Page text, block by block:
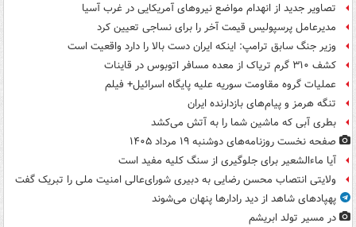
تصاویر جدید از انهدام مواضع نیروهای آمریکایی در غرب آسیا
مدیرعامل پرسپولیس قیمت آخر را برای نساجی تعیین کرد
وزیر جنگ سابق ترامپ: اینکه ایران دست بالا را دارد واقعیت است
کشف ۳۱۰ گرم تریاک از معده مسافر اتوبوس در قاینات
عملیات گروه مقاومت سوریه علیه پایگاه اسرائیل+ فیلم
تنگه هرمز و پیام‌های بازدارنده ایران
بطری آبی که ماشین شما را به آتش می‌کشد
صفحه نخست روزنامه‌های دوشنبه ۱۹ مرداد ۱۴۰۵
آیا ماءالشعیر برای جلوگیری از سنگ کلیه مفید است
ولایتی انتصاب محسن رضایی به دبیری شورای‌عالی امنیت ملی را تبریک گفت
پهپادهای شاهد از دید رادارها پنهان می‌شوند
در مسیر تولد ابریشم